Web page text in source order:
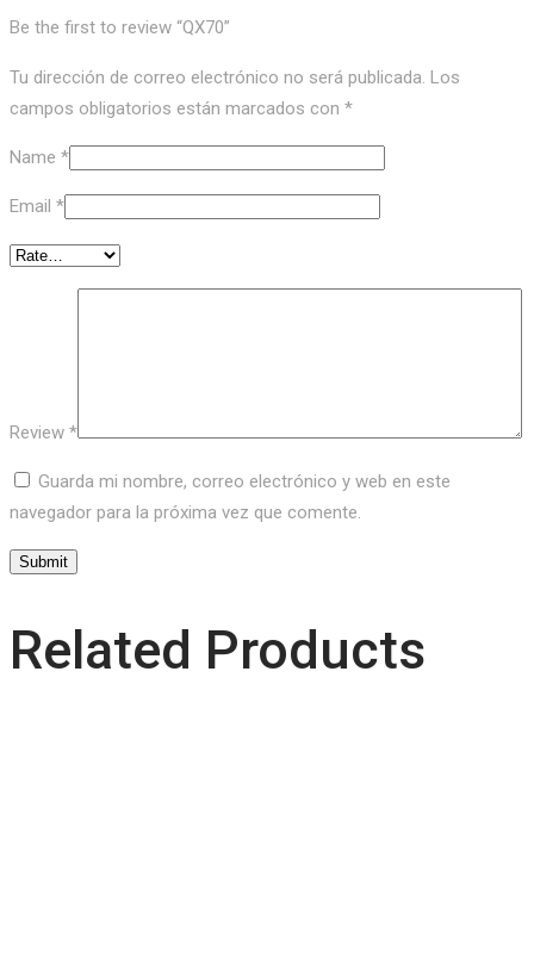
Be the first to review “QX70”
Tu dirección de correo electrónico no será publicada. Los
campos obligatorios están marcados con *
Name *
Email *
Review *
Guarda mi nombre, correo electrónico y web en este
navegador para la próxima vez que comente.
Related Products